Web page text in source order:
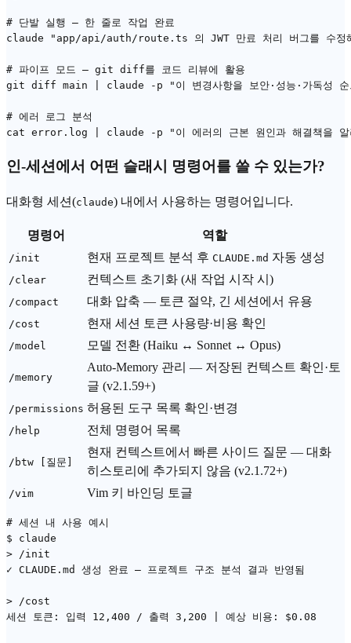
# 단발 실행 — 한 줄로 작업 완료
claude "app/api/auth/route.ts 의 JWT 만료 처리 버그를 수정
# 파이프 모드 — git diff를 코드 리뷰에 활용
git diff main | claude -p "이 변경사항을 보안·성능·가독성 순
# 에러 로그 분석
인-세션에서 어떤 슬래시 명령어를 쓸 수 있는가?
대화형 세션(claude) 내에서 사용하는 명령어입니다.
명령어 역할
/init 현재 프로젝트 분석 후 CLAUDE.md 자동 생성
/clear 컨텍스트 초기화 (새 작업 시작 시)
/compact 대화 압축 — 토큰 절약, 긴 세션에서 유용
/cost 현재 세션 토큰 사용량·비용 확인
/model 모델 전환 (Haiku ↔ Sonnet ↔ Opus)
/memory
Auto-Memory 관리 — 저장된 컨텍스트 확인·토
글 (v2.1.59+)
/permissions 허용된 도구 목록 확인·변경
/help 전체 명령어 목록
/btw [질문]
현재 컨텍스트에서 빠른 사이드 질문 — 대화
히스토리에 추가되지 않음 (v2.1.72+)
/vim Vim 키 바인딩 토글
# 세션 내 사용 예시
$ claude
> /init
✓ CLAUDE.md 생성 완료 — 프로젝트 구조 분석 결과 반영됨
> /cost
세션 토큰: 입력 12,400 / 출력 3,200 | 예상 비용: $0.08